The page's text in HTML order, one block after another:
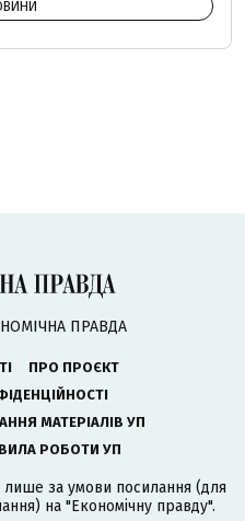
ПРАВДА
ПРО ПРОЄКТ
МАТЕРІАЛІВ УП
РОБОТИ УП
лише за умови посилання (для
на "Економічну правду".